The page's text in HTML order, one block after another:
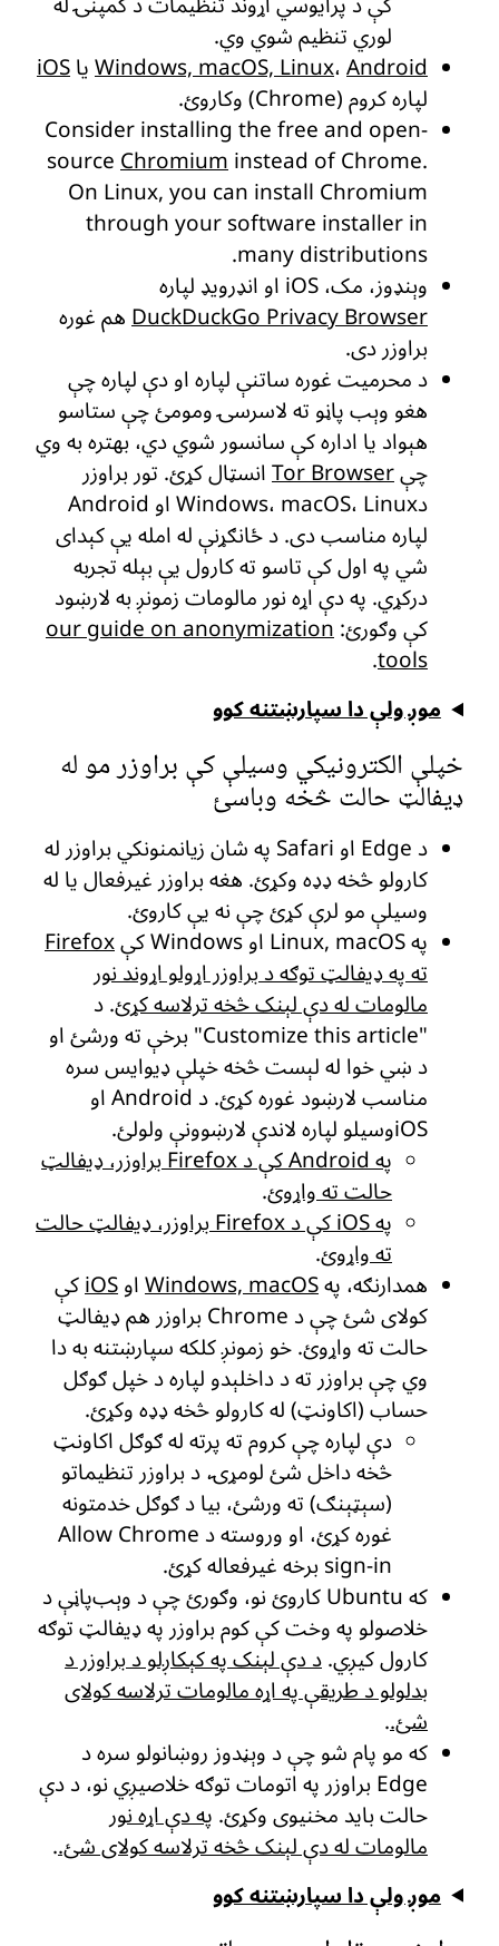
لوري تنظیم شوي وي.
Windows, macOS, Linux، Android یا iOS
لپاره کروم (Chrome) وکاروئ.
Consider installing the free and open-
source Chromium instead of Chrome.
On Linux, you can install Chromium
through your software installer in
many distributions.
وېنډوز، مک، iOS او انډرویډ لپاره
DuckDuckGo Privacy Browser هم غوره
براوزر دی.
د محرمیت غوره ساتنې لپاره او دې لپاره چې
هغو وېب پاڼو ته لاسرسۍ ومومئ چې ستاسو
هېواد یا اداره کې سانسور شوي دي، بهتره به وي
چېTor Browser انسټال کړئ. تور براوزر
دWindows، macOS، Linux او Android
لپاره مناسب دی. د ځانګړنې له امله یې کېدای
شي په اول کې تاسو ته کارول یې بېله تجربه
درکړي. په دې اړه نور مالومات زمونږ به لارښود
کې وګورئ: our guide on anonymization
tools
.
موږ ولې دا سپارښتنه کوو
خپلې الکترونیکي وسیلې کې براوزر مو له
ډیفالټ حالت څخه وباسئ
د Edge او Safari په شان زیانمنونکي براوزر له
کارولو څخه ډډه وکړئ. هغه براوزر غیرفعال یا له
وسیلې مو لرې کړئ چې نه یې کاروئ.
په Linux, macOS او Windows کې
Firefox
ته په ډیفالټ توګه د براوزر اړولو اړوند نور
مالومات له دې لېنک څخه ترلاسه کړئ. د
"Customize this article" برخې ته ورشئ او
د ښي خوا له لېست څخه خپلې ډیوایس سره
مناسب لارښود غوره کړئ. د Android او
iOSوسیلو لپاره لاندې لارښوونې ولولئ.
په Android کې د Firefox براوزر، ډیفالټ
حالت ته واړوئ.
په iOS کې د Firefox براوزر، ډیفالټ حالت
ته واړوئ.
همدارنګه، پهWindows, macOS او iOS کې
کولای شئ چې د Chrome براوزر هم ډیفالټ
حالت ته واړوئ. خو زمونږ کلکه سپارښتنه به دا
وي چې براوزر ته د داخلېدو لپاره د خپل ګوګل
حساب (اکاونټ) له کارولو څخه ډډه وکړئ.
دې لپاره چې کروم ته پرته له ګوګل اکاونټ
څخه داخل شئ لومړۍ، د براوزر تنظیماتو
(سېټېنګ) ته ورشئ، بیا د ګوګل خدمتونه
غوره کړئ، او وروسته د Allow Chrome
sign-in برخه غیرفعاله کړئ.
که Ubuntu کاروئ نو، وګورئ چې د وېب‌پاڼې د
خلاصولو په وخت کې کوم براوزر په ډیفالټ توګه
کارول کیږي. د دې لېنک په کېکاږلو د براوزر د
بدلولو د طریقې په اړه مالومات ترلاسه کولای
شئ..
که مو پام شو چې د وېڼدوز روښانولو سره د
Edge براوزر په اتومات توګه خلاصیږي نو، د دې
حالت باید مخنیوی وکړئ. په دې اړه نور
مالومات له دې لېنک څخه ترلاسه کولای شئ..
موږ ولې دا سپارښتنه کوو